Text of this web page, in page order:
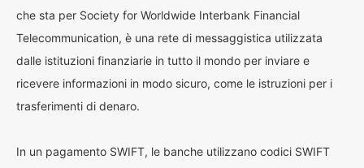
che sta per Society for Worldwide Interbank Financial
Telecommunication, è una rete di messaggistica utilizzata
dalle istituzioni finanziarie in tutto il mondo per inviare e
ricevere informazioni in modo sicuro, come le istruzioni per i
trasferimenti di denaro.
In un pagamento SWIFT, le banche utilizzano codici SWIFT